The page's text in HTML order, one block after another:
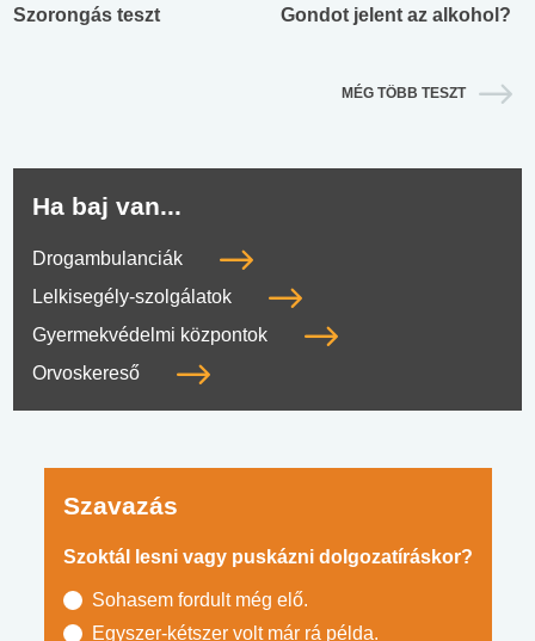
Szorongás teszt Gondot jelent az alkohol?
MÉG TÖBB TESZT
Ha baj van...
Drogambulanciák
Lelkisegély-szolgálatok
Gyermekvédelmi központok
Orvoskereső
Szavazás
Szoktál lesni vagy puskázni dolgozatíráskor?
Sohasem fordult még elő.
Egyszer-kétszer volt már rá példa.